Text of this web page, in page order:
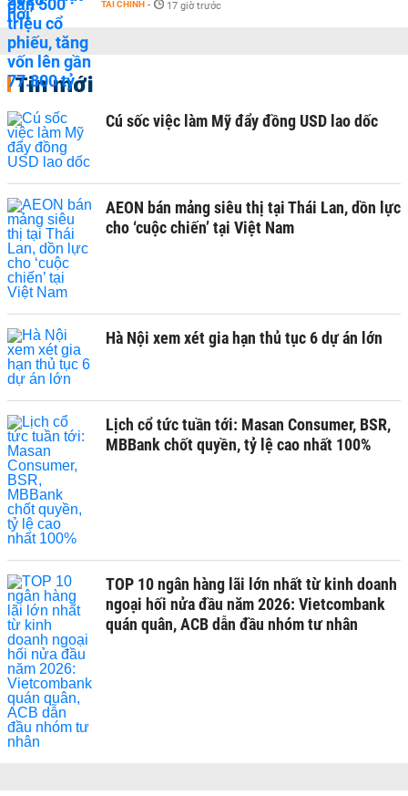
TÀI CHÍNH - 17 giờ trước
Tin mới
Cú sốc việc làm Mỹ đẩy đồng USD lao dốc
AEON bán mảng siêu thị tại Thái Lan, dồn lực
cho ‘cuộc chiến’ tại Việt Nam
Hà Nội xem xét gia hạn thủ tục 6 dự án lớn
Lịch cổ tức tuần tới: Masan Consumer, BSR,
MBBank chốt quyền, tỷ lệ cao nhất 100%
TOP 10 ngân hàng lãi lớn nhất từ kinh doanh
ngoại hối nửa đầu năm 2026: Vietcombank
quán quân, ACB dẫn đầu nhóm tư nhân